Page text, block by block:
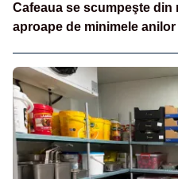
Cafeaua se scumpeşte
aproape de minimele anilor